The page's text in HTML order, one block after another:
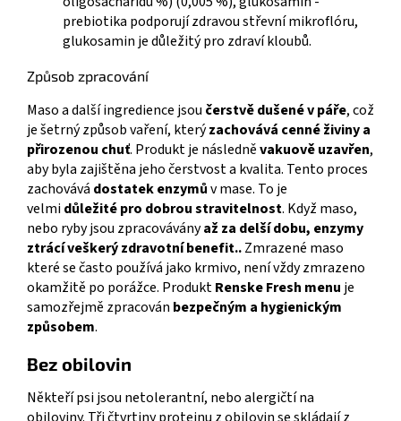
prebiotika podporují zdravou střevní mikroflóru,
glukosamin je důležitý pro zdraví kloubů.
Způsob zpracování
Maso a další ingredience jsou čerstvě dušené v páře, což
je šetrný způsob vaření, kterýzachovává cenné živiny a
přirozenou chuť. Produkt je následněvakuově uzavřen,
aby byla zajištěna jeho čerstvost a kvalita. Tento proces
zachovává dostatek enzymův mase. To je
velmidůležité pro dobrou stravitelnost. Když maso,
nebo ryby jsou zpracováványaž za delší dobu, enzymy
ztrácí veškerý zdravotní benefit..Zmrazené maso
které se často používá jako krmivo, není vždy zmrazeno
okamžitě po porážce. ProduktRenske Fresh menu je
samozřejmě zpracován bezpečným a hygienickým
způsobem.
Bez obilovin
Někteří psi jsou netolerantní, nebo alergičtí na